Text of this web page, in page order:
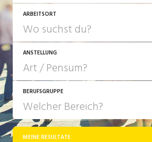
ARBEITSORT
ANSTELLUNG
JOB-TYP
Festanstellung
BERUFSGRUPPE
MEINE RESULTATE